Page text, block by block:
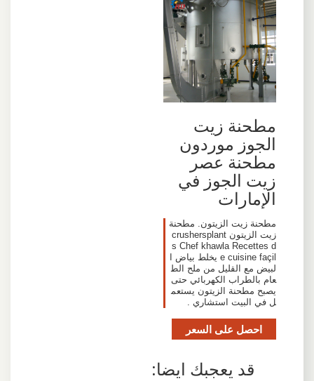
مطحنة زيت
الجوز موردون
مطحنة عصر
زيت الجوز في
الإمارات
مطحنة زيت الزيتون. مطحنة
زيت الزيتون crushersplant
s Chef khawla Recettes d
e cuisine façil يخلط بياض ا
لبيض مع القليل من ملح الط
عام بالطراب الكهربائي حتى
يصبح مطحنة الزيتون يستعم
ل في البيت استشاري .
احصل على السعر
قد يعجبك ايضا: